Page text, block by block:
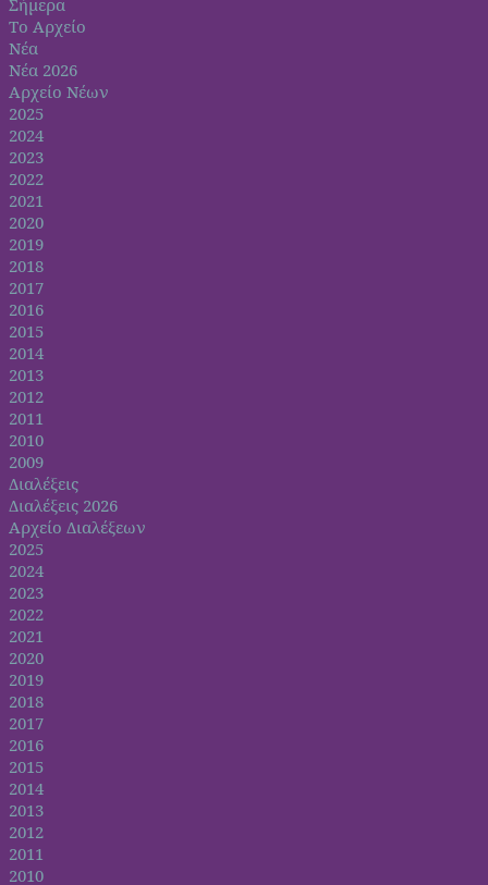
Σήμερα
Το Αρχείο
Νέα
Νέα 2026
Αρχείο Νέων
2025
2024
2023
2022
2021
2020
2019
2018
2017
2016
2015
2014
2013
2012
2011
2010
2009
Διαλέξεις
Διαλέξεις 2026
Αρχείο Διαλέξεων
2025
2024
2023
2022
2021
2020
2019
2018
2017
2016
2015
2014
2013
2012
2011
2010